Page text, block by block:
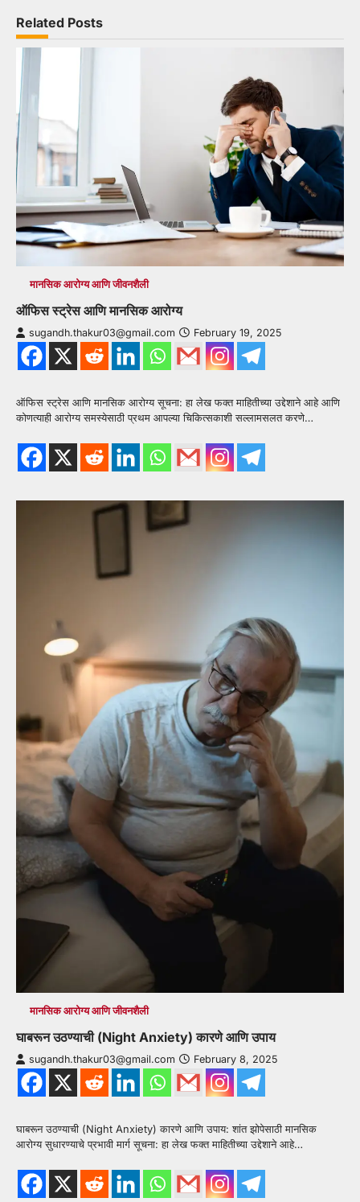
Related Posts
मानसिक आरोग्य आणि जीवनशैली
ऑफिस स्ट्रेस आणि मानसिक आरोग्य
sugandh.thakur03@gmail.com February 19, 2025
ऑफिस स्ट्रेस आणि मानसिक आरोग्य सूचना: हा लेख फक्त माहितीच्या उद्देशाने आहे आणि
कोणत्याही आरोग्य समस्येसाठी प्रथम आपल्या चिकित्सकाशी सल्लामसलत करणे…
मानसिक आरोग्य आणि जीवनशैली
घाबरून उठण्याची (Night Anxiety) कारणे आणि उपाय
sugandh.thakur03@gmail.com February 8, 2025
घाबरून उठण्याची (Night Anxiety) कारणे आणि उपाय: शांत झोपेसाठी मानसिक
आरोग्य सुधारण्याचे प्रभावी मार्ग सूचना: हा लेख फक्त माहितीच्या उद्देशाने आहे…